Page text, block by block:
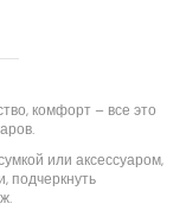
комфорт – все это
или аксессуаром,
подчеркнуть